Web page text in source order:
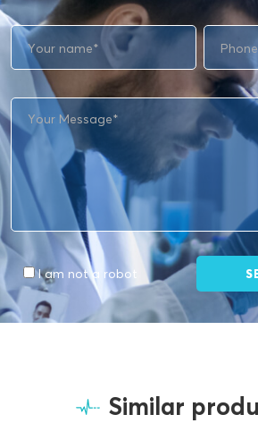
I am not a robot
Similar